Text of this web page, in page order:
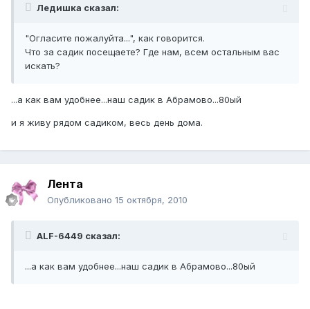
Ледишка сказал:
"Огласите пожалуйта...", как говорится.
Что за садик посещаете? Где нам, всем остальным вас
искать?
...а как вам удобнее...наш садик в Абрамово...80ый
и я живу рядом садиком, весь день дома.
Лента
Опубликовано 15 октября, 2010
ALF-6449 сказал:
...а как вам удобнее...наш садик в Абрамово...80ый